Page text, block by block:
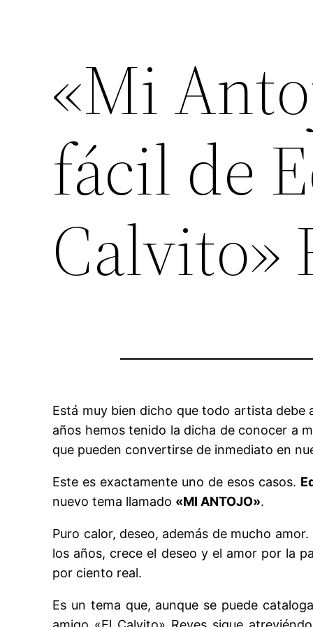
«Mi
fácil de
Calvito»
Está muy bien dicho que todo artista debe
años hemos tenido la dicha de conocer a
que pueden convertirse de inmediato en
Este es exactamente uno de esos casos.
nuevo tema llamado «MI ANTOJO».
Puro calor, deseo, además de mucho
los años, crece el deseo y el amor por la
por ciento real.
Es un tema que, aunque se puede